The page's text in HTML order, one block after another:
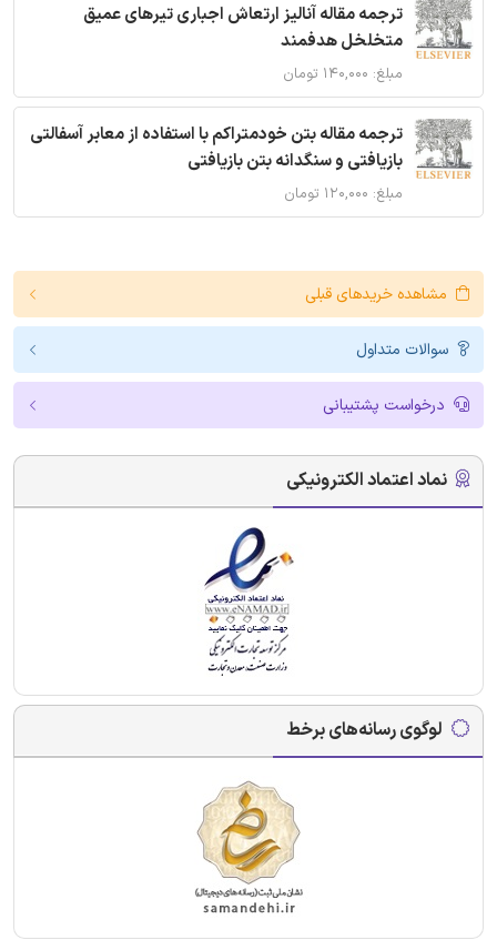
ترجمه مقاله آنالیز ارتعاش اجباری تیرهای عمیق
متخلخل هدفمند
مبلغ: ۱۴۰,۰۰۰ تومان
ترجمه مقاله بتن خودمتراکم با استفاده از معابر آسفالتی
بازیافتی و سنگدانه بتن بازیافتی
مبلغ: ۱۲۰,۰۰۰ تومان
مشاهده خریدهای قبلی
سوالات متداول
درخواست پشتیبانی
نماد اعتماد الکترونیکی
لوگوی رسانه‌های برخط